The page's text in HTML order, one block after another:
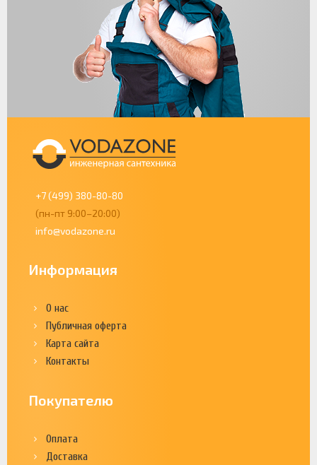
+7 (499) 380-80-80
(пн-пт 9:00–20:00)
info@vodazone.ru
Информация
О нас
Публичная оферта
Карта сайта
Контакты
Покупателю
Оплата
Доставка